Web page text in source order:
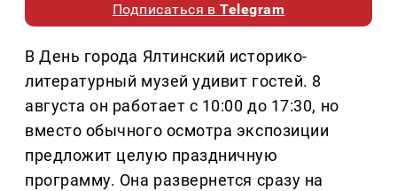
Подписаться вTelegram
В День города Ялтинский историко-
литературный музей удивит гостей. 8
августа он работает с 10:00 до 17:30, но
вместо обычного осмотра экспозиции
предложит целую праздничную
программу. Она развернется сразу на